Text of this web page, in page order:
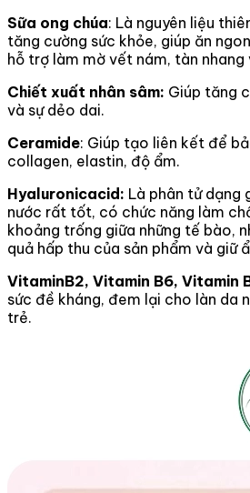
Sữa ong chúa: Là nguyên liệu
tăng cường sức khỏe, giúp ăn
hỗ trợ làm mờ vết nám, tàn nhang
Chiết xuất nhân sâm: Giúp tăng
và sự dẻo dai.
Ceramide: Giúp tạo liên kết để
collagen, elastin, độ ẩm.
Hyaluronicacid: Là phân tử dạng
nước rất tốt, có chức năng làm
khoảng trống giữa những tế bào,
quả hấp thu của sản phẩm và giữ
VitaminB2, Vitamin B6, Vitamin
sức đề kháng, đem lại cho làn da
trẻ.